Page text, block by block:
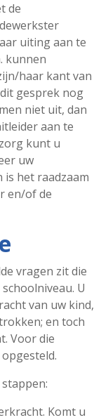
de
uiting aan te
kunnen
haar kant van
gesprek nog
niet uit, dan
aan te
kunt u
uw
het raadzaam
en/of de
vragen zit die
U
van uw kind,
en toch
Voor die
Komt u